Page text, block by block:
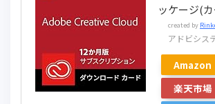
ッケージ(
created by
アドビシス
Amazon
楽天市場